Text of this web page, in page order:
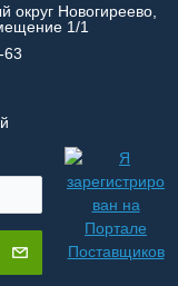
округ Новогиреево,
1/1
63